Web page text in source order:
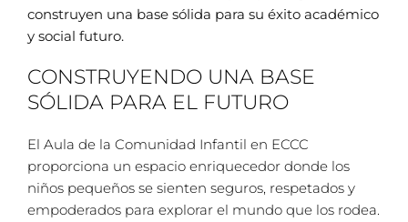
construyen una base sólida para su éxito académico
y social futuro.
CONSTRUYENDO UNA BASE
SÓLIDA PARA EL FUTURO
El Aula de la Comunidad Infantil en ECCC
proporciona un espacio enriquecedor donde los
niños pequeños se sienten seguros, respetados y
empoderados para explorar el mundo que los rodea.